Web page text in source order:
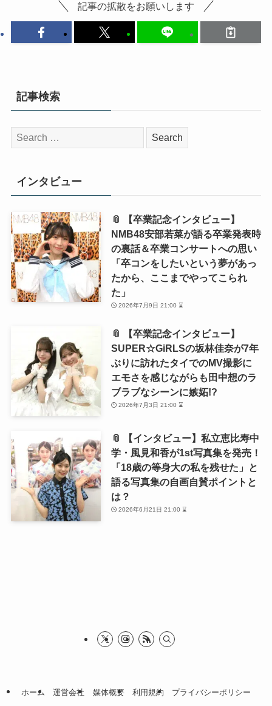
記事の拡散をお願いします
記事検索
検
索:
インタビュー
📎 【卒業記念インタビュー】
NMB48安部若菜が語る卒業発表時
の裏話＆卒業コンサートへの思い
「卒コンをしたいという夢があっ
たから、ここまでやってこられ
た」
2026年7月9日 21:00 ⌛
📎 【卒業記念インタビュー】
SUPER☆GiRLSの坂林佳奈が7年
ぶりに訪れたタイでのMV撮影に
エモさを感じながらも田中想のラ
ブラブなシーンに嫉妬!?
2026年7月3日 21:00 ⌛
📎 【インタビュー】私立恵比寿中
学・風見和香が1st写真集を発売！
「18歳の等身大の私を残せた」と
語る写真集の自画自賛ポイントと
は？
2026年6月21日 21:00 ⌛
ホーム 運営会社 媒体概要 利用規約 プライバシーポリシー